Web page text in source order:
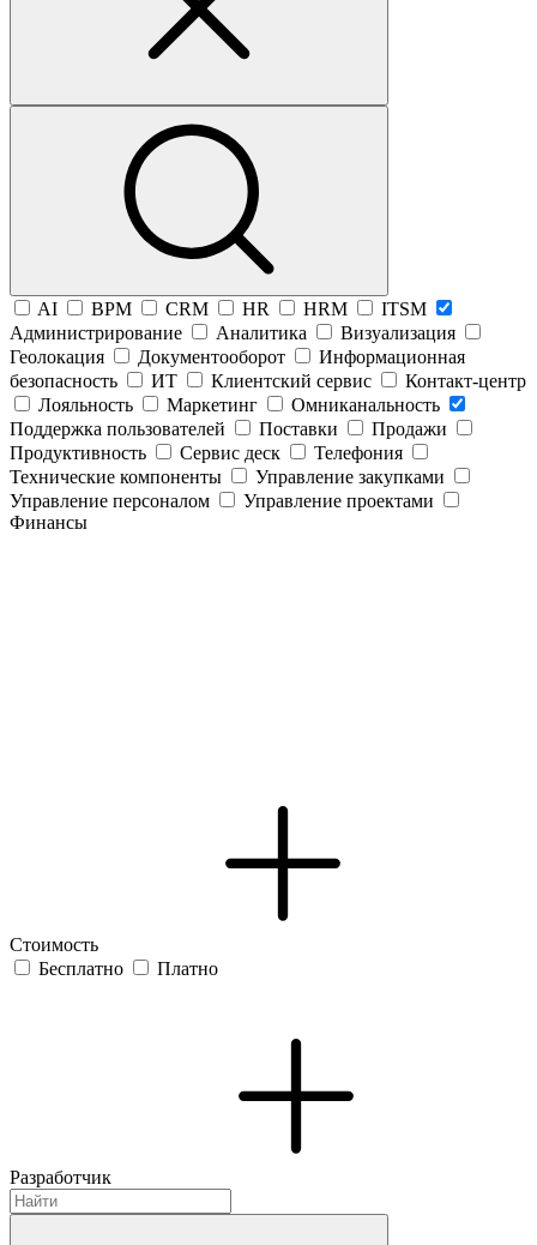
AI BPM CRM HR HRM
ITSM
Администрирование
Аналитика
Визуализация
Геолокация
Документооборот
Информационная
безопасность
ИТ Клиентский сервис
Контакт-центр
Лояльность
Маркетинг
Омниканальность
Поддержка пользователей
Поставки
Продажи
Продуктивность
Сервис деск
Телефония
Технические компоненты
Управление закупками
Управление персоналом
Управление проектами
Финансы
Стоимость
Бесплатно
Платно
Разработчик